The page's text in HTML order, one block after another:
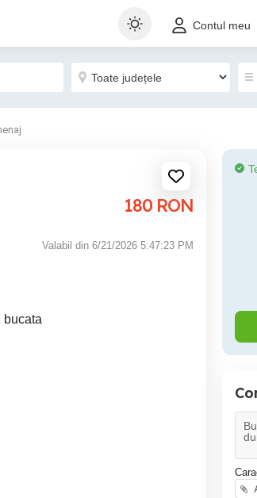
Contul meu
180 RON
Valabil din 6/21/2026 5:47:23 PM
bucata